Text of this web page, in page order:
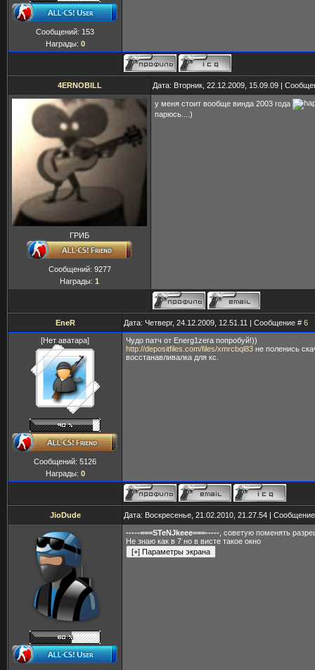
Сообщений: 153
Награды: 0
4ERNOBILL Дата: Вторник, 22.12.2009, 15.09.09 |
ГРИБ
Сообщений: 9277
Награды: 1
у меня стоит вообще винда 2003 года
парюсь....)
EneR Дата: Четверг, 24.12.2009, 12.51.11 | Сообщение # 6
[Нет аватара]
Сообщений: 5126
Награды: 0
Чудо патч от Energ1zera попробуй!))
http://depositfiles.com/files/xmrcbql83 не поленись
восстанавливалка для кс.
JioDude Дата: Воскресенье, 21.02.2010, 21.27.54 |
-----===STeNJkeee===----- , советую поменять
Не знаю как в 7 но в висте такое окно